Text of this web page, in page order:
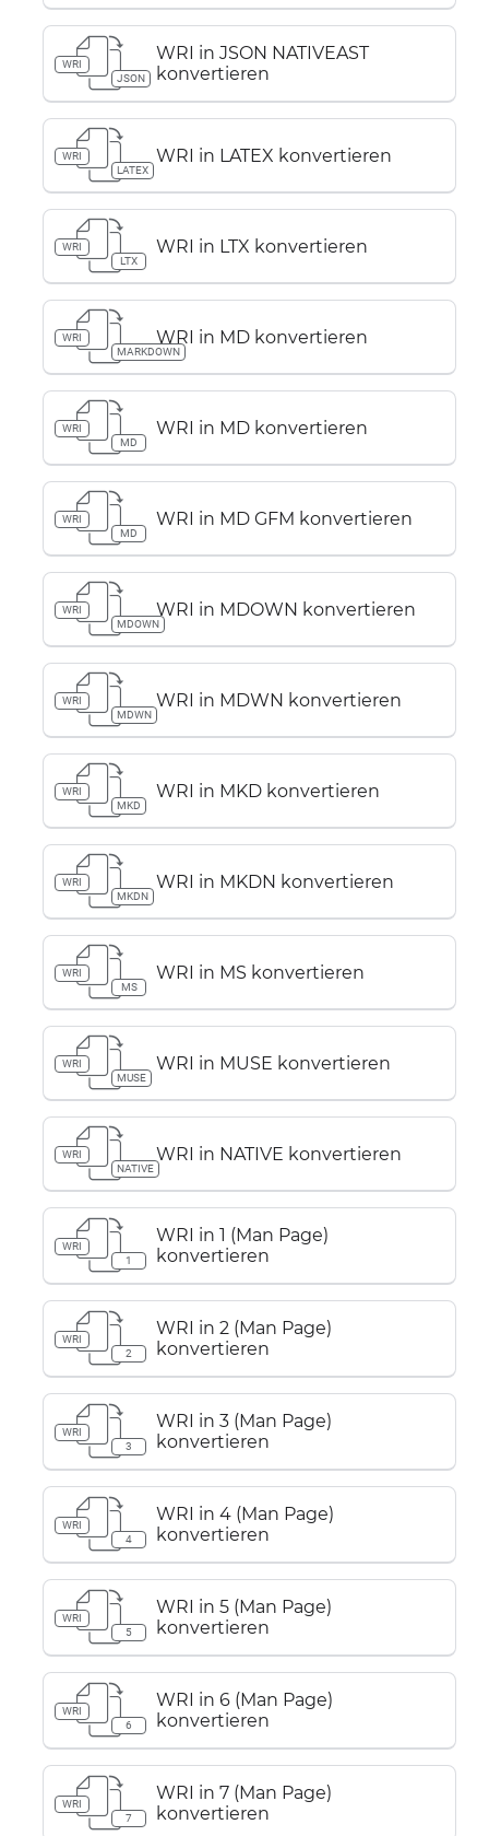
WRI
JSON
WRI in JSON NATIVEAST
konvertieren
WRI
LATEX
WRI in LATEX konvertieren
WRI
LTX
WRI in LTX konvertieren
WRI
MARKDOWN
WRI in MD konvertieren
WRI
MD
WRI in MD konvertieren
WRI
MD
WRI in MD GFM konvertieren
WRI
MDOWN
WRI in MDOWN konvertieren
WRI
MDWN
WRI in MDWN konvertieren
WRI
MKD
WRI in MKD konvertieren
WRI
MKDN
WRI in MKDN konvertieren
WRI
MS
WRI in MS konvertieren
WRI
MUSE
WRI in MUSE konvertieren
WRI
NATIVE
WRI in NATIVE konvertieren
WRI
1
WRI in 1 (Man Page)
konvertieren
WRI
2
WRI in 2 (Man Page)
konvertieren
WRI
3
WRI in 3 (Man Page)
konvertieren
WRI
4
WRI in 4 (Man Page)
konvertieren
WRI
5
WRI in 5 (Man Page)
konvertieren
WRI
6
WRI in 6 (Man Page)
konvertieren
WRI
7
WRI in 7 (Man Page)
konvertieren